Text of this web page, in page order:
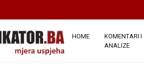
HOME
KOMENTARI I
ANALIZE